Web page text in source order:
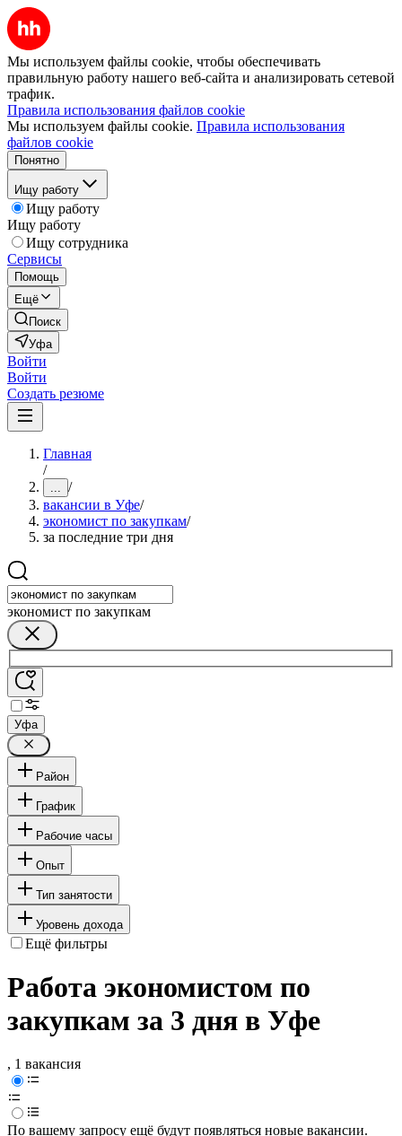
Мы используем файлы cookie, чтобы обеспечивать
правильную работу нашего веб-сайта и анализировать сетевой
трафик.
Правила использования файлов cookie
Мы используем файлы cookie. Правила использования
файлов cookie
Понятно
Ищу работу
Ищу работу
Ищу работу
Ищу сотрудника
Сервисы
Помощь
Ещё
Поиск
Уфа
Войти
Войти
Создать резюме
Главная
/
... /
вакансии в Уфе/
экономист по закупкам/
за последние три дня
экономист по закупкам
Уфа
Район
График
Рабочие часы
Опыт
Тип занятости
Уровень дохода
Ещё фильтры
Работа экономистом по
закупкам за 3 дня в Уфе
, 1 вакансия
По вашему запросу ещё будут появляться новые вакансии.